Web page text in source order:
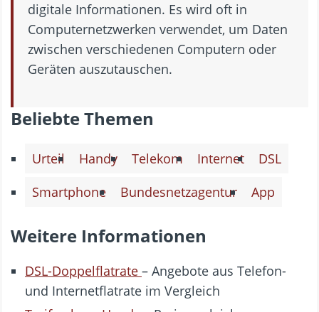
digitale Informationen. Es wird oft in
Computernetzwerken verwendet, um Daten
zwischen verschiedenen Computern oder
Geräten auszutauschen.
Beliebte Themen
Urteil Handy Telekom Internet
DSL
Smartphone
Bundesnetzagentur App
Weitere Informationen
DSL-Doppelflatrate – Angebote aus Telefon-
und Internetflatrate im Vergleich